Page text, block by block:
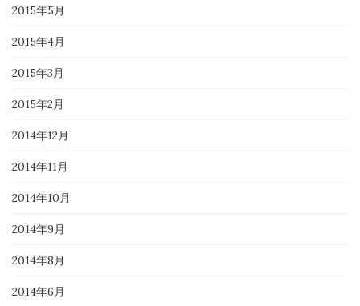
2015年5月
2015年4月
2015年3月
2015年2月
2014年12月
2014年11月
2014年10月
2014年9月
2014年8月
2014年6月